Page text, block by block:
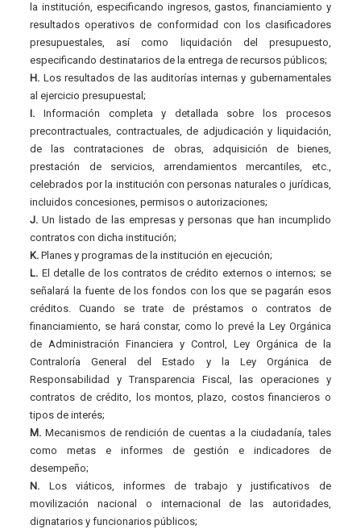
la institución, especificando ingresos, gastos, financiamiento y
resultados operativos de conformidad con los clasificadores
presupuestales, así como liquidación del presupuesto,
especificando destinatarios de la entrega de recursos públicos;
H. Los resultados de las auditorías internas y gubernamentales
al ejercicio presupuestal;
I. Información completa y detallada sobre los procesos
precontractuales, contractuales, de adjudicación y liquidación,
de las contrataciones de obras, adquisición de bienes,
prestación de servicios, arrendamientos mercantiles, etc.,
celebrados por la institución con personas naturales o jurídicas,
incluidos concesiones, permisos o autorizaciones;
J. Un listado de las empresas y personas que han incumplido
contratos con dicha institución;
K. Planes y programas de la institución en ejecución;
L. El detalle de los contratos de crédito externos o internos; se
señalará la fuente de los fondos con los que se pagarán esos
créditos. Cuando se trate de préstamos o contratos de
financiamiento, se hará constar, como lo prevé la Ley Orgánica
de Administración Financiera y Control, Ley Orgánica de la
Contraloría General del Estado y la Ley Orgánica de
Responsabilidad y Transparencia Fiscal, las operaciones y
contratos de crédito, los montos, plazo, costos financieros o
tipos de interés;
M. Mecanismos de rendición de cuentas a la ciudadanía, tales
como metas e informes de gestión e indicadores de
desempeño;
N. Los viáticos, informes de trabajo y justificativos de
movilización nacional o internacional de las autoridades,
dignatarios y funcionarios públicos;